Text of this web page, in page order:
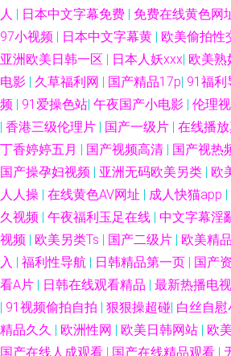
人 | 日本中文字幕免费 | 免费在线黄色网
97小视频 | 日本中文字幕黄 | 欧美偷拍性
亚洲欧美日韩一区 | 日本人妖xxx| 欧美熟
电影 | 久草福利网 | 国产精品17p| 91福利
频 | 91爱操色站| 午夜国产小电影 | 伦理
| 香港三级伦理片 | 国产一级片 | 在线播
丁香婷婷五月 | 国产视频高清 | 国产视热
国产操孕妇视频 | 亚洲无码欧美另类 | 欧
人人操 | 在线黄色AV网址 | 成人快猫app |
久视频 | 午夜福利玉足在线 | 中文字幕淫
视频 | 欧美另类Ts | 国产二级片 | 欧美精
入 | 福利性导航 | 日韩精品第一页 | 国产
看A片 | 日韩在线观看精品 | 最新热播电
| 91视频偷拍自拍 | 狠狠操超碰| 白丝自
精品久久 | 欧洲性网 | 欧美日韩网站 | 欧
国产在线人成观看 | 国产在线精品观看 |